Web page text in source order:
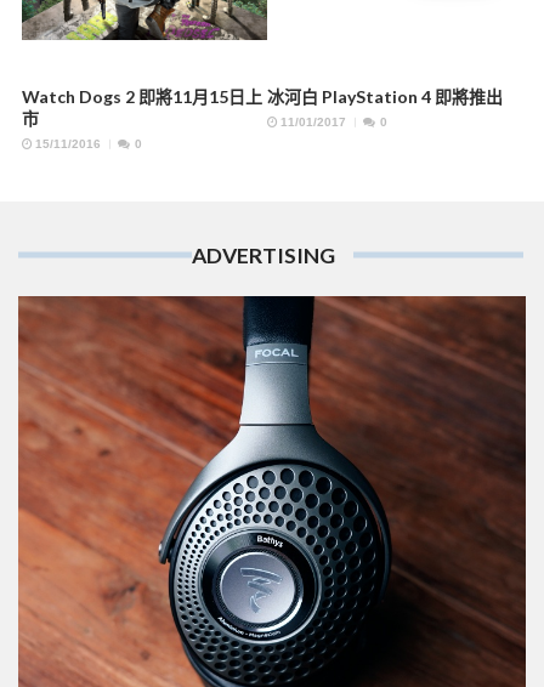
Watch Dogs 2 即將11月15日上
市
15/11/2016 0
冰河白 PlayStation 4 即將推出
11/01/2017 0
ADVERTISING